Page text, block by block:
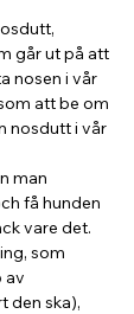
går ut på att
nosen i vår
att be om
nosdutt i vår
man
få hunden
vare det.
som
av
den ska),